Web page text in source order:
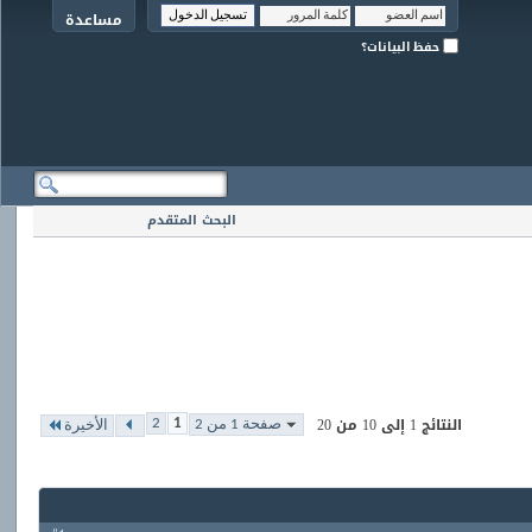
مساعدة
حفظ البيانات؟
البحث المتقدم
صفحة 1 من 2 1
2 الأخيرة النتائج 1 إلى 10 من 20